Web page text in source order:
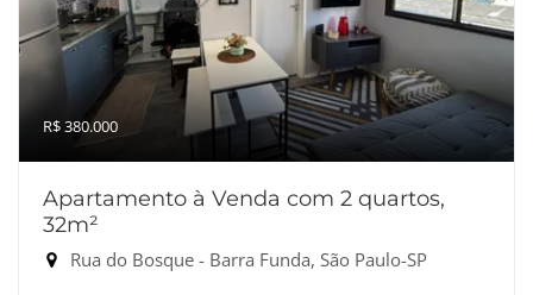
R$ 380.000
Apartamento à Venda com 2 quartos,
32m²
Rua do Bosque - Barra Funda, São Paulo-SP